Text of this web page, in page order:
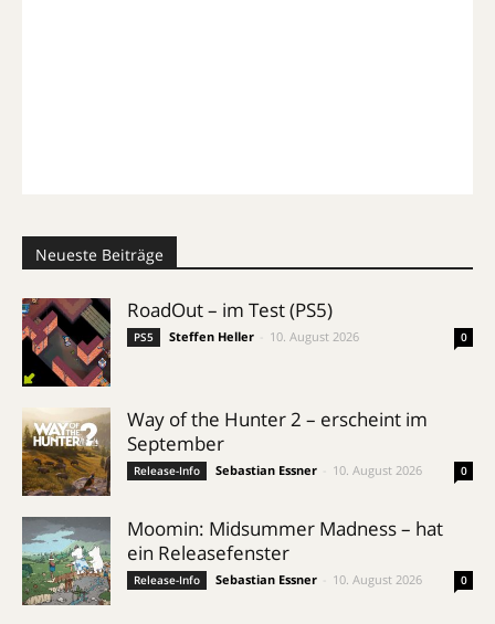
Neueste Beiträge
RoadOut – im Test (PS5)
PS5 Steffen Heller 10. August 2026 0
Way of the Hunter 2 – erscheint im
September
Release-Info Sebastian Essner 10. August 2026 0
Moomin: Midsummer Madness – hat
ein Releasefenster
Release-Info Sebastian Essner 10. August 2026 0